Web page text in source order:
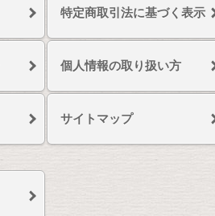
特定商取引法に基づく表示
個人情報の取り扱い方
サイトマップ